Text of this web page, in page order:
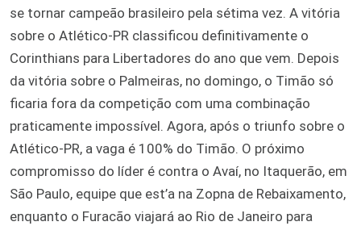
se tornar campeão brasileiro pela sétima vez. A vitória
sobre o Atlético-PR classificou definitivamente o
Corinthians para Libertadores do ano que vem. Depois
da vitória sobre o Palmeiras, no domingo, o Timão só
ficaria fora da competição com uma combinação
praticamente impossível. Agora, após o triunfo sobre o
Atlético-PR, a vaga é 100% do Timão. O próximo
compromisso do líder é contra o Avaí, no Itaquerão, em
São Paulo, equipe que est’a na Zopna de Rebaixamento,
enquanto o Furacão viajará ao Rio de Janeiro para